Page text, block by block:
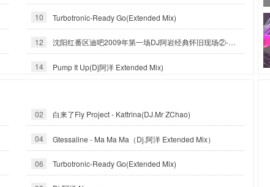
10 Turbotronic-Ready Go(Extended Mix)
12 沈阳红番区迪吧2009年第一场DJ阿岩经典怀旧现场②-沈阳DJ小良
14 Pump It Up(Dj阿洋 Extended Mix)
02 白来了Fly Project - Kattrina(DJ.Mr ZChao)
04 Gtessaline - Ma Ma Ma（Dj.阿洋 Extended Mix）
06 Turbotronic-Ready Go(Extended Mix)